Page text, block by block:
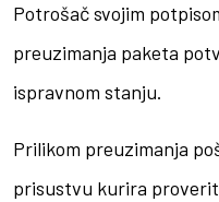
Potrošač svojim
preuzimanja paketa
ispravnom stanju.
Prilikom preuzimanja
prisustvu kurira